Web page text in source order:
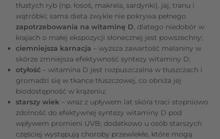
tłustych ryb (np. łosoś, makrela, sardynki), jaj, tranu i
wątróbki; sama dieta zwykle nie pokrywa pełnego
zapotrzebowania na witaminę D, dlatego niedobór w
krajach o małej ekspozycji słonecznej jest powszechny;
ciemniejsza karnacja – wyższa zawartość melaniny w
skórze zmniejsza efektywność syntezy witaminy D;
otyłość – witamina D jest rozpuszczalna w tłuszczach i
gromadzi się w tkance tłuszczowej, co obniża jej
biodostępność w krążeniu;
starszy wiek – wraz z upływem lat skóra traci stopniowo
zdolność do efektywnej syntezy witaminy D pod
wpływem promieni UVB; dodatkowo u osób starszych
częściej występują choroby przewlekłe, które mogą